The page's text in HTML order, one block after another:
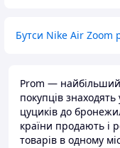
Бутси Nike Air Zoom
Prom —
покупців
цуциків до
країни продають і
товарів в одному